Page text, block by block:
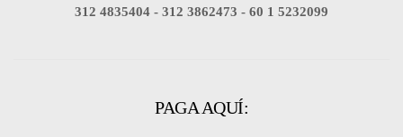
312 4835404 - 312 3862473 - 60 1 5232099
PAGA AQUÍ: